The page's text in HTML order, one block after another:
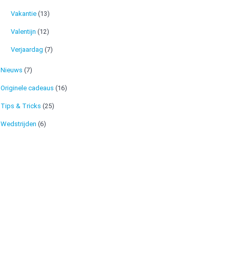
Vakantie (13)
Valentijn (12)
Verjaardag (7)
Nieuws (7)
Originele cadeaus (16)
Tips & Tricks (25)
Wedstrijden (6)